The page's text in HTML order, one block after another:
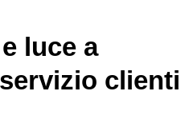
luce a
clienti